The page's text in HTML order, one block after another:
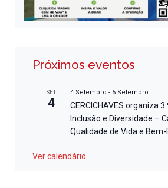
Próximos eventos
SET
4
4 Setembro - 5 Setembro
CERCICHAVES organiza
Inclusão e Diversidade –
Qualidade de Vida e
Ver calendário